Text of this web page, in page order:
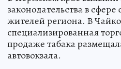
законодательства в
жителей региона. В
специализированная
продаже табака
автовокзала.